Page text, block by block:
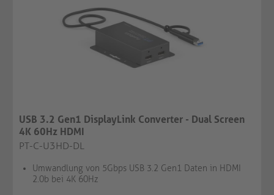
USB 3.2 Gen1 DisplayLink Converter - Dual Screen
4K 60Hz HDMI
PT-C-U3HD-DL
Umwandlung von 5Gbps USB 3.2 Gen1 Daten in HDMI
2.0b bei 4K 60Hz